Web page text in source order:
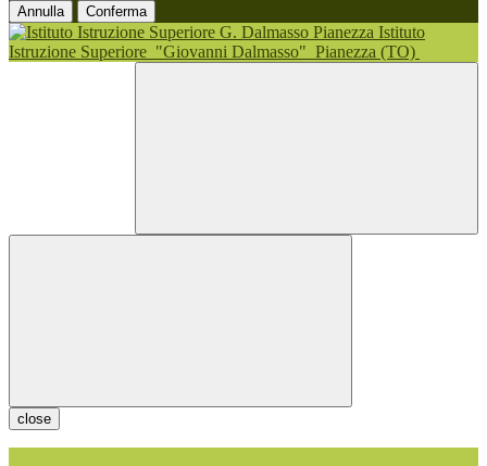
Annulla Conferma
Istituto
Istruzione Superiore "Giovanni Dalmasso" Pianezza (TO)
close